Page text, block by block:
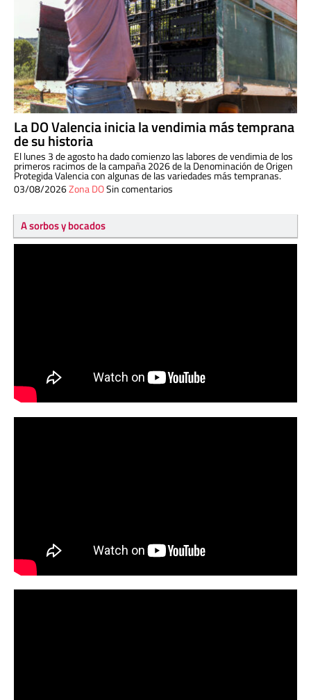
La DO Valencia inicia la vendimia más temprana
de su historia
El lunes 3 de agosto ha dado comienzo las labores de vendimia de los
primeros racimos de la campaña 2026 de la Denominación de Origen
Protegida Valencia con algunas de las variedades más tempranas.
03/08/2026Zona DOSin comentarios
A sorbos y bocados